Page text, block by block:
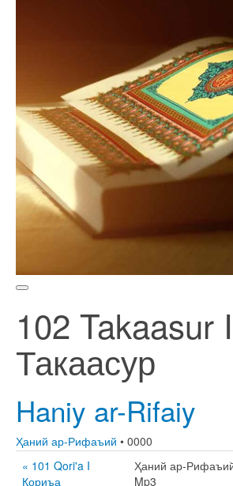
102 Takaasur I
Такаасур
Haniy ar-Rifaiy
Ҳаний ар-Рифаъий • 0000
« 101 Qori'a I
Қориъа
Ҳаний ар-
Mp3